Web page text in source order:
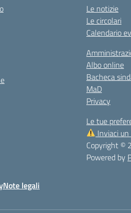
Le notizie
Le circolari
Calendario
Albo online
Bacheca
MaD
Privacy
Le tue
Inviaci
Copyright ©
Powered by
Note legali